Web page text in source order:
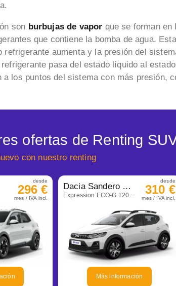
son burbujas de vapor que se forman en
que contiene la bomba de agua.
refrigerante aumenta y la presión del
pasa del estado líquido al
a los puntos del sistema con más presión,
ofertas de Renting
con nuestro renting
desde
296 €
mes / IVA incl.
Dacia Sandero Stepway
Expression ECO-G 120 Auto
desde
310 €
mes / IVA incl.
Más información